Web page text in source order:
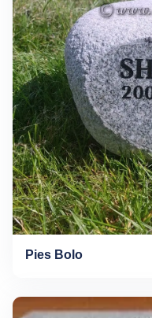
Pies Bolo